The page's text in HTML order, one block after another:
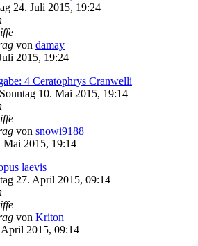
24. Juli 2015, 19:24
von damay
2015, 19:24
4 Ceratophrys Cranwelli
10. Mai 2015, 19:14
von snowi9188
Mai 2015, 19:14
laevis
27. April 2015, 09:14
von Kriton
2015, 09:14